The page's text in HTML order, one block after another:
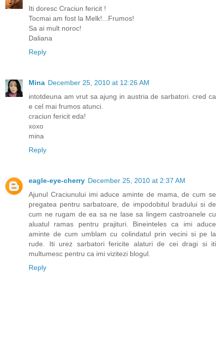
Iti doresc Craciun fericit !
Tocmai am fost la Melk!...Frumos!
Sa ai mult noroc!
Daliana
Reply
Mina December 25, 2010 at 12:26 AM
intotdeuna am vrut sa ajung in austria de sarbatori. cred ca
e cel mai frumos atunci.
craciun fericit eda!
xoxo
mina
Reply
eagle-eye-cherry December 25, 2010 at 2:37 AM
Ajunul Craciunului imi aduce aminte de mama, de cum se
pregatea pentru sarbatoare, de impodobitul bradului si de
cum ne rugam de ea sa ne lase sa lingem castroanele cu
aluatul ramas pentru prajituri. Bineinteles ca imi aduce
aminte de cum umblam cu colindatul prin vecini si pe la
rude. Iti urez sarbatori fericite alaturi de cei dragi si iti
multumesc pentru ca imi vizitezi blogul.
Reply